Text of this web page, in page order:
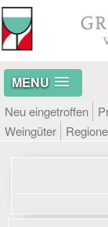
MENU
Neu eingetroffen
Weingüter